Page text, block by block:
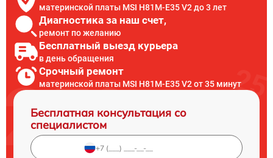
материнской платы MSI H81M-E35 V2 до 3 лет
Диагностика за наш счет,
ремонт по желанию
Бесплатный выезд курьера
в день обращения
Срочный ремонт
материнской платы MSI H81M-E35 V2 от 35 минут
Бесплатная консультация со
специалистом